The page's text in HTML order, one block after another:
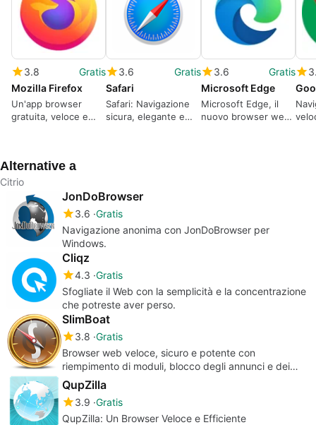
3.8
Gratis
Mozilla Firefox
Un'app browser
gratuita, veloce e
3.6
Gratis
Safari
Safari: Navigazione
sicura, elegante e
3.6
Gratis
Microsoft Edge
Microsoft Edge, il
nuovo browser web
Alternative a
Citrio
JonDoBrowser
3.6 Gratis
Navigazione anonima con JonDoBrowser per
Windows.
Cliqz
4.3 Gratis
Sfogliate il Web con la semplicità e la concentrazione
che potreste aver perso.
SlimBoat
3.8 Gratis
Browser web veloce, sicuro e potente con
riempimento di moduli, blocco degli annunci e dei
popup
QupZilla
3.9 Gratis
QupZilla: Un Browser Veloce e Efficiente